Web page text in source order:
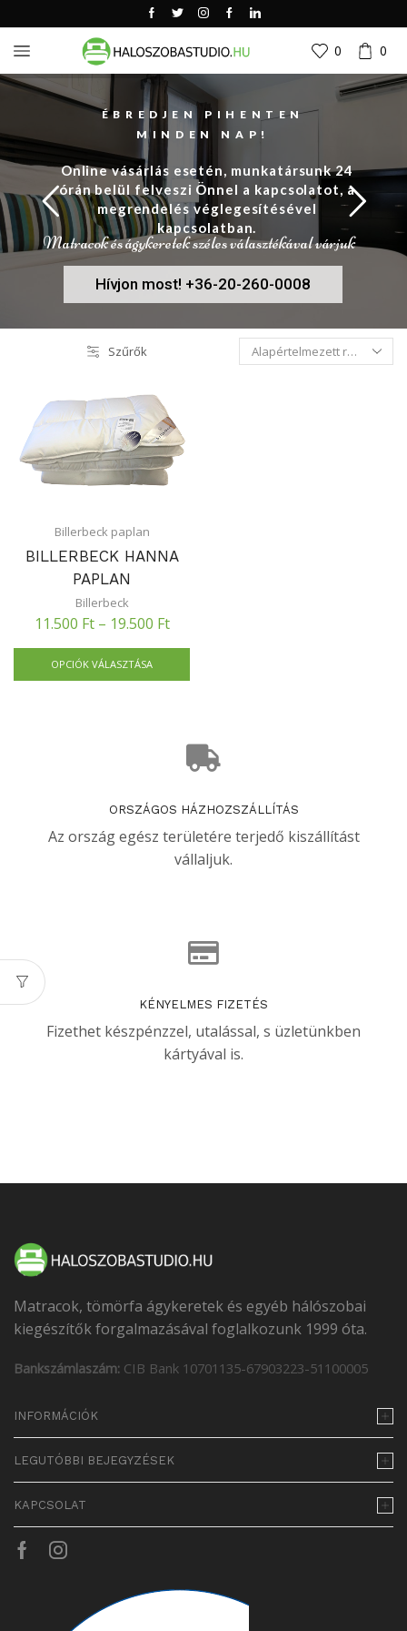
0 0
ÉBREDJEN PIHENTEN
MINDEN NAP!
Matracok és ágykeretek széles választékával várjuk
Online vásárlás esetén, munkatársunk 24
órán belül felveszi Önnel a kapcsolatot, a
megrendelés véglegesítésével
kapcsolatban.
Hívjon most! +36-20-260-0008
Szűrők
Billerbeck paplan
BILLERBECK HANNA
PAPLAN
Billerbeck
11.500 Ft– 19.500 Ft
OPCIÓK VÁLASZTÁSA
ORSZÁGOS HÁZHOZSZÁLLÍTÁS
Az ország egész területére terjedő kiszállítást
vállaljuk.
KÉNYELMES FIZETÉS
Fizethet készpénzzel, utalással, s üzletünkben
kártyával is.
Matracok, tömörfa ágykeretek és egyéb hálószobai
kiegészítők forgalmazásával foglalkozunk 1999 óta.
Bankszámlaszám: CIB Bank 10701135-67903223-51100005
INFORMÁCIÓK
LEGUTÓBBI BEJEGYZÉSEK
KAPCSOLAT
FacebookInstagram